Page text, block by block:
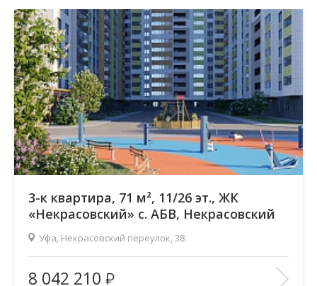
Этажность:
26
Общая площадь:
71.17 м
Отделка помещения:
без отделки
Год постройки дома:
—
В ИЗБРАННОЕ
3-к квартира, 71 м², 11/26 эт., ЖК
«Некрасовский» с. АБВ, Некрасовский
переулок
Уфа, Некрасовский переулок, 38
Жилой комплекс:
ЖК «Некрасовский» с. АБВ
Количество комнат:
3
8 042 210